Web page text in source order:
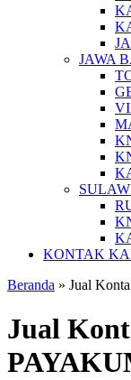
JAWA
KONTAK
Beranda » Jual
Jual